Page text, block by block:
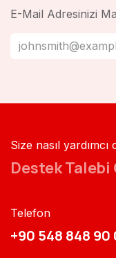
E-Mail Adresinizi
Size nasıl yardımcı
Destek
Telefon
+90 548 848 90